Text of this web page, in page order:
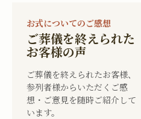
お式についてのご感想
ご葬儀を終えられた
お客様の声
ご葬儀を終えられたお客様、
参列者様からいただくご感
想・ご意見を随時ご紹介して
います。